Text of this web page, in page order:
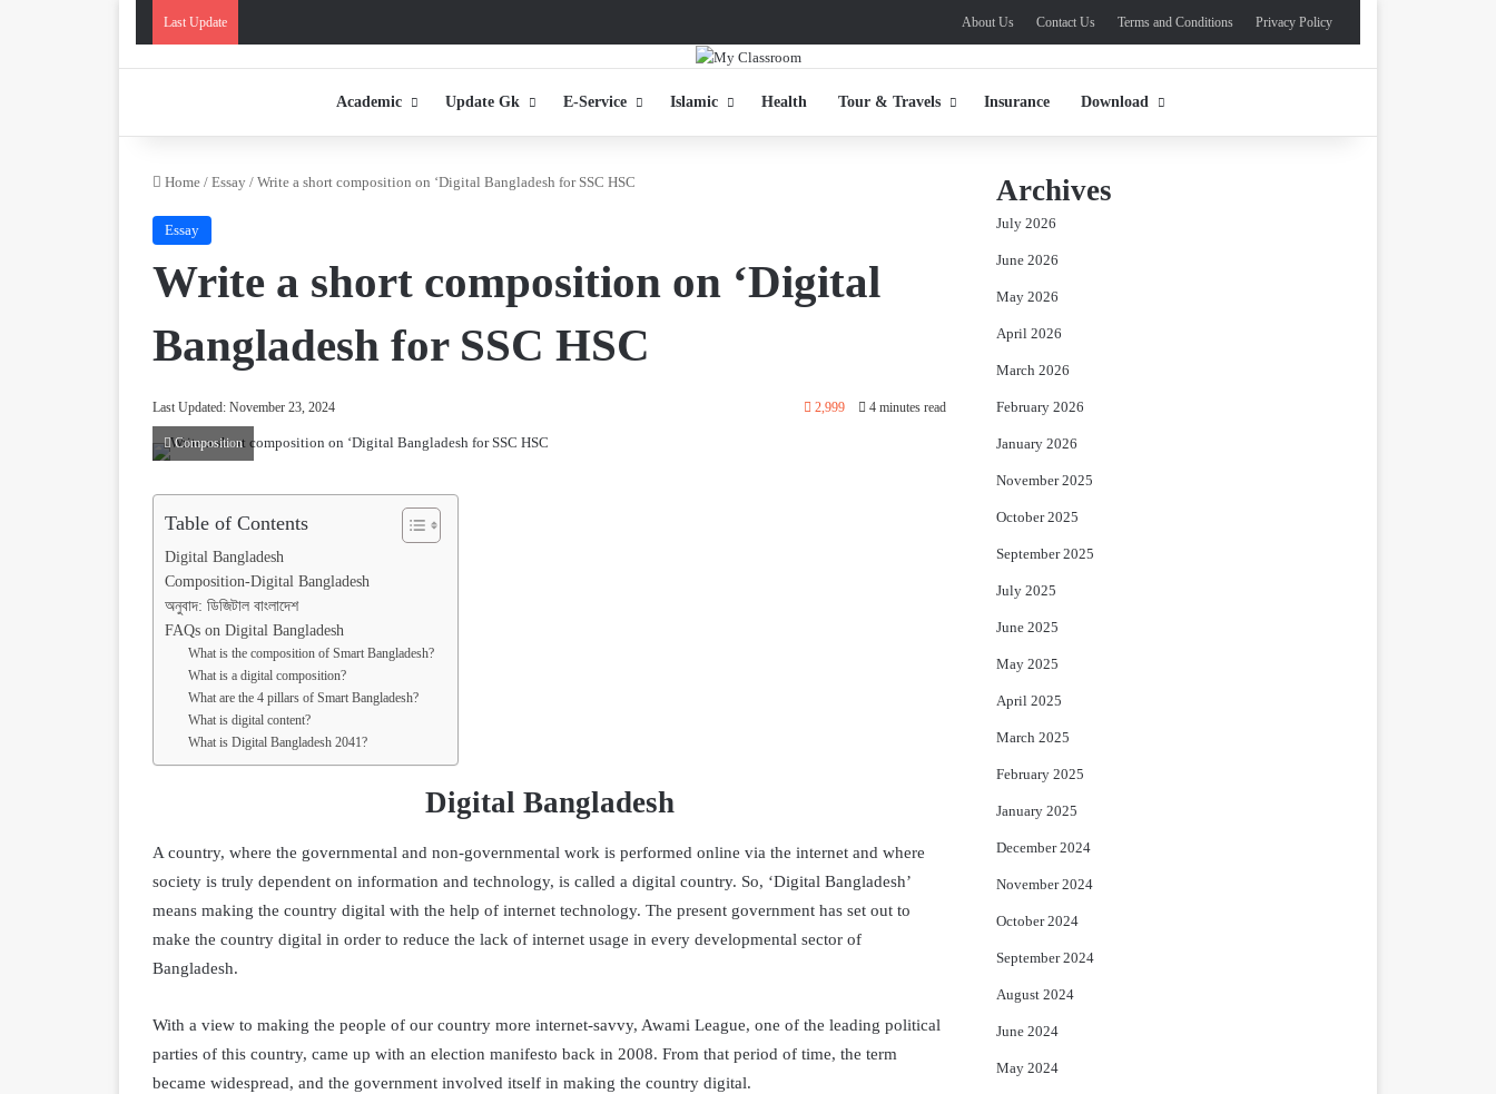
Last Update About Us Contact Us Terms and Conditions Privacy Policy
Academic Update Gk E-Service Islamic Health Tour & Travels Insurance Download
Home / Essay / Write a short composition on ‘Digital Bangladesh for SSC HSC
Essay
Write a short composition on ‘Digital
Bangladesh for SSC HSC
Last Updated: November 23, 2024 2,999 4 minutes read
Composition
Table of Contents
Digital Bangladesh
Composition-Digital Bangladesh
অনুবাদ: ডিজিটাল বাংলাদেশ
FAQs on Digital Bangladesh
What is the composition of Smart Bangladesh?
What is a digital composition?
What are the 4 pillars of Smart Bangladesh?
What is digital content?
What is Digital Bangladesh 2041?
Digital Bangladesh
A country, where the governmental and non-governmental work is performed online via the internet and where
society is truly dependent on information and technology, is called a digital country. So, ‘Digital Bangladesh’
means making the country digital with the help of internet technology. The present government has set out to
make the country digital in order to reduce the lack of internet usage in every developmental sector of
Bangladesh.
With a view to making the people of our country more internet-savvy, Awami League, one of the leading political
parties of this country, came up with an election manifesto back in 2008. From that period of time, the term
became widespread, and the government involved itself in making the country digital.
Archives
July 2026
June 2026
May 2026
April 2026
March 2026
February 2026
January 2026
November 2025
October 2025
September 2025
July 2025
June 2025
May 2025
April 2025
March 2025
February 2025
January 2025
December 2024
November 2024
October 2024
September 2024
August 2024
June 2024
May 2024